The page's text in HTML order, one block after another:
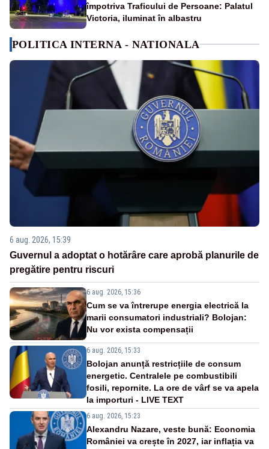
împotriva Traficului de Persoane: Palatul
Victoria, iluminat în albastru
POLITICA INTERNA - NATIONALA
6 aug. 2026, 15:39
Guvernul a adoptat o hotărâre care aprobă planurile de
pregătire pentru riscuri
6 aug. 2026, 15:36
Cum se va întrerupe energia electrică la
marii consumatori industriali? Bolojan:
Nu vor exista compensații
6 aug. 2026, 15:33
Bolojan anunță restricțiile de consum
energetic. Centralele pe combustibili
fosili, repornite. La ore de vârf se va apela
la importuri - LIVE TEXT
6 aug. 2026, 15:23
Alexandru Nazare, veste bună: Economia
României va crește în 2027, iar inflația va